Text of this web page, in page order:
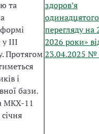
та
ІІІ
Протягом
і
бази.
МКХ-11
здоров’я
одинадцятого
перегляду на
2026 роки»
23.04.2025 №